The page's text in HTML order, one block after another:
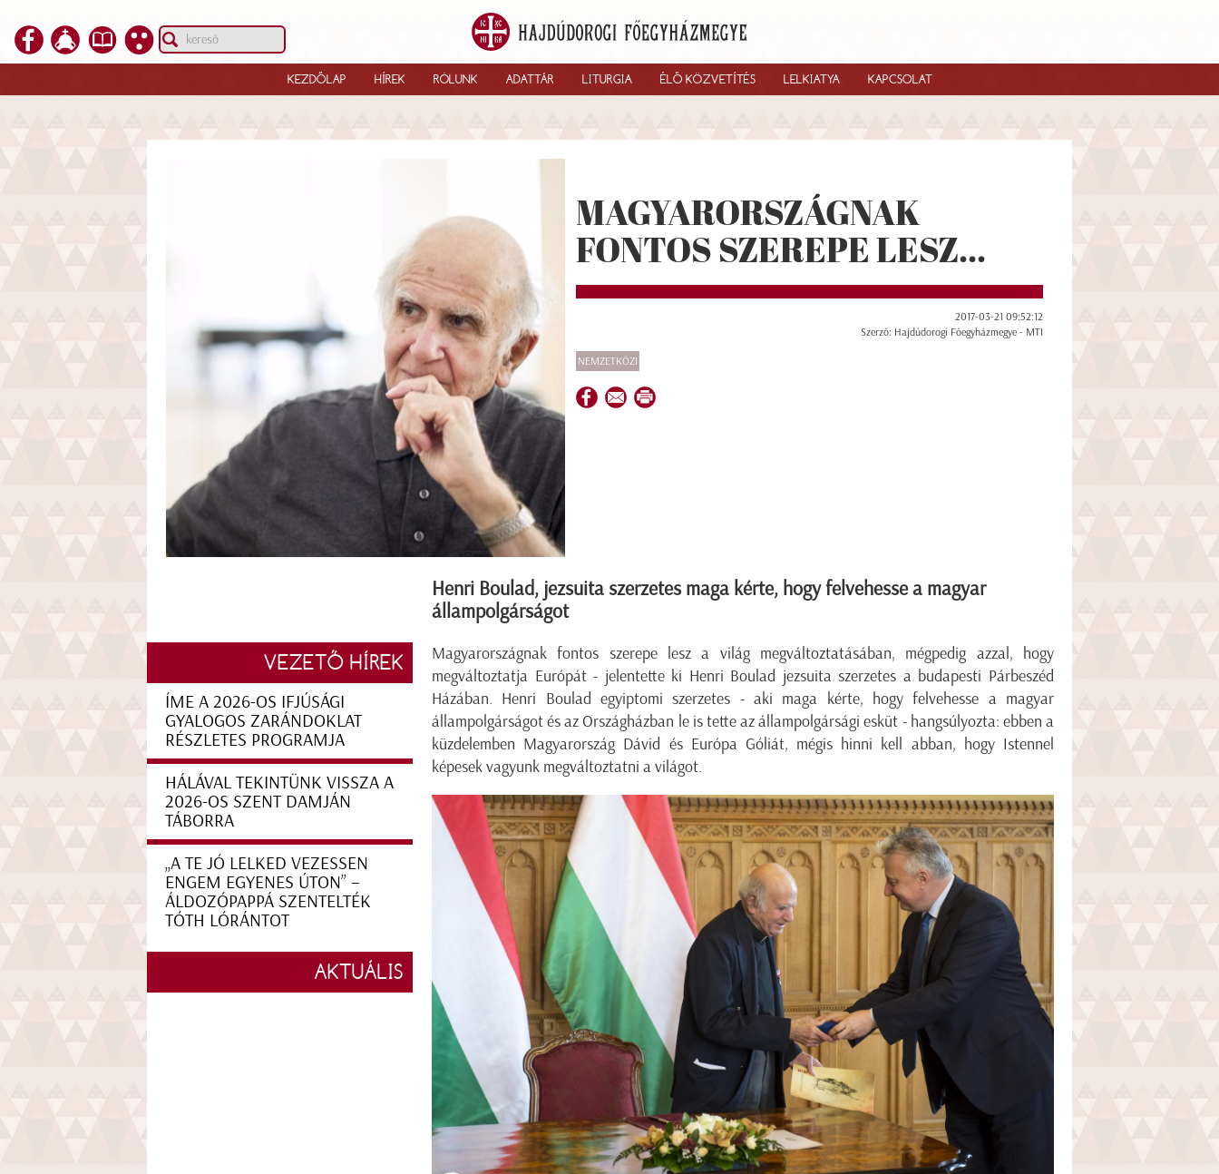
KEZDŐLAP HÍREK RÓLUNK ADATTÁR LITURGIA ÉLŐ KÖZVETÍTÉS LELKIATYA KAPCSOLAT
MAGYARORSZÁGNAK
FONTOS SZEREPE LESZ...
2017-03-21 09:52:12
Szerző: Hajdúdorogi Főegyházmegye - MTI
NEMZETKÖZI
Henri Boulad, jezsuita szerzetes maga kérte, hogy felvehesse a magyar
állampolgárságot
Magyarországnak fontos szerepe lesz a világ megváltoztatásában, mégpedig azzal, hogy
megváltoztatja Európát - jelentette ki Henri Boulad jezsuita szerzetes a budapesti Párbeszéd
Házában. Henri Boulad egyiptomi szerzetes - aki maga kérte, hogy felvehesse a magyar
állampolgárságot és az Országházban le is tette az állampolgársági esküt - hangsúlyozta: ebben a
küzdelemben Magyarország Dávid és Európa Góliát, mégis hinni kell abban, hogy Istennel
képesek vagyunk megváltoztatni a világot.
VEZETŐ HÍREK
ÍME A 2026-OS IFJÚSÁGI
GYALOGOS ZARÁNDOKLAT
RÉSZLETES PROGRAMJA
HÁLÁVAL TEKINTÜNK VISSZA A
2026-OS SZENT DAMJÁN
TÁBORRA
„A TE JÓ LELKED VEZESSEN
ENGEM EGYENES ÚTON” –
ÁLDOZÓPAPPÁ SZENTELTÉK
TÓTH LÓRÁNTOT
AKTUÁLIS